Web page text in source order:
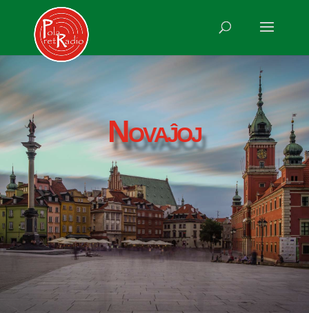
Novaĵoj